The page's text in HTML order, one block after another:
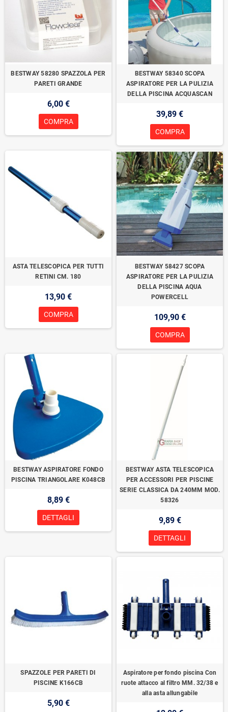
BESTWAY 58280 SPAZZOLA PER
PARETI GRANDE
6,00 €
COMPRA
BESTWAY 58340 SCOPA
ASPIRATORE PER LA PULIZIA
DELLA PISCINA ACQUASCAN
39,89 €
COMPRA
ASTA TELESCOPICA PER TUTTI
RETINI CM. 180
13,90 €
COMPRA
BESTWAY 58427 SCOPA
ASPIRATORE PER LA PULIZIA
DELLA PISCINA AQUA
POWERCELL
109,90 €
COMPRA
BESTWAY ASPIRATORE FONDO
PISCINA TRIANGOLARE K048CB
8,89 €
DETTAGLI
BESTWAY ASTA TELESCOPICA
PER ACCESSORI PER PISCINE
SERIE CLASSICA DA 240MM MOD.
58326
9,89 €
DETTAGLI
SPAZZOLE PER PARETI DI
PISCINE K166CB
5,90 €
Aspiratore per fondo piscina Con
ruote attacco al filtro MM. 32/38 e
alla asta allungabile